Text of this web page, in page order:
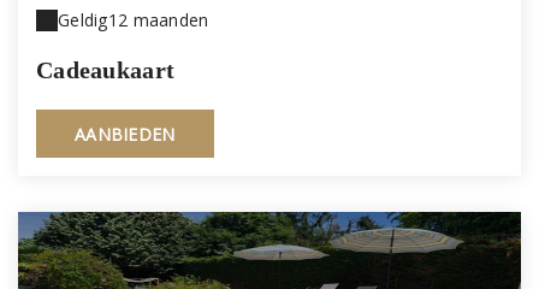
Geldig12 maanden
Cadeaukaart
AANBIEDEN